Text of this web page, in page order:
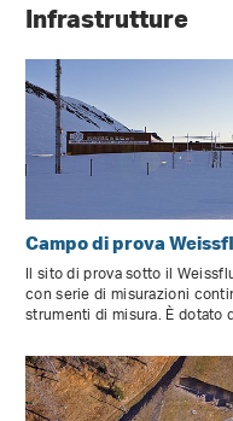
Infrastrutture
Campo di prova
Il sito di prova sotto il
con serie di misurazioni
strumenti di misura. È dotato